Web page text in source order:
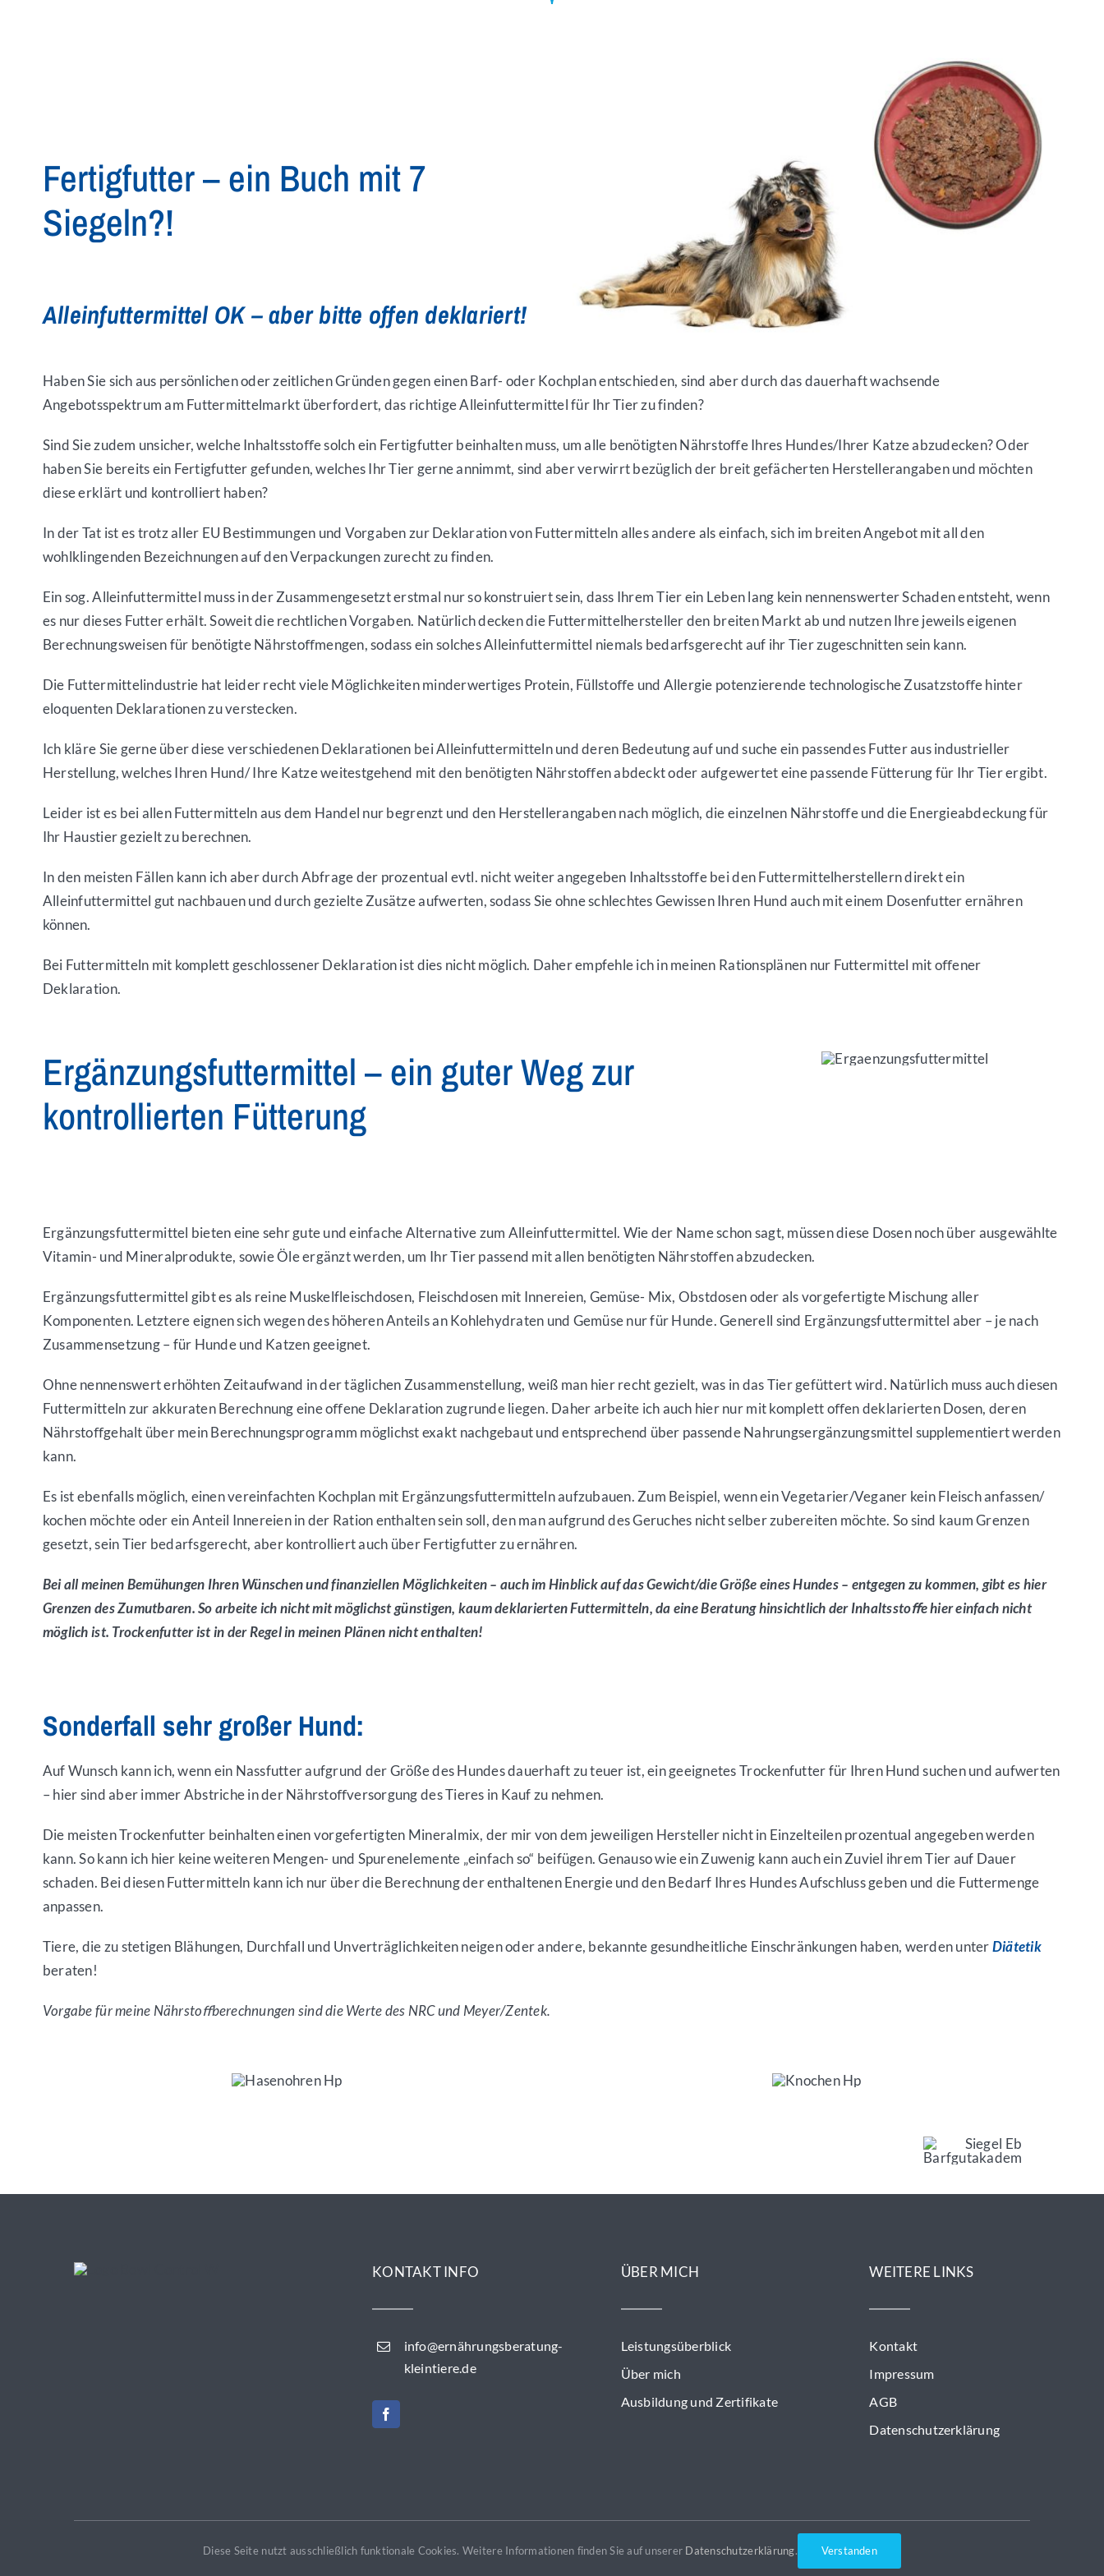
Fertigfutter – ein Buch mit 7
Siegeln?!
Alleinfuttermittel OK – aber bitte offen deklariert!
Haben Sie sich aus persönlichen oder zeitlichen Gründen gegen einen Barf- oder Kochplan entschieden, sind aber durch das dauerhaft wachsende
Angebotsspektrum am Futtermittelmarkt überfordert, das richtige Alleinfuttermittel für Ihr Tier zu finden?
Sind Sie zudem unsicher, welche Inhaltsstoﬀe solch ein Fertigfutter beinhalten muss, um alle benötigten Nährstoﬀe Ihres Hundes/Ihrer Katze abzudecken? Oder
haben Sie bereits ein Fertigfutter gefunden, welches Ihr Tier gerne annimmt, sind aber verwirrt bezüglich der breit gefächerten Herstellerangaben und möchten
diese erklärt und kontrolliert haben?
In der Tat ist es trotz aller EU Bestimmungen und Vorgaben zur Deklaration von Futtermitteln alles andere als einfach, sich im breiten Angebot mit all den
wohlklingenden Bezeichnungen auf den Verpackungen zurecht zu finden.
Ein sog. Alleinfuttermittel muss in der Zusammengesetzt erstmal nur so konstruiert sein, dass Ihrem Tier ein Leben lang kein nennenswerter Schaden entsteht, wenn
es nur dieses Futter erhält. Soweit die rechtlichen Vorgaben. Natürlich decken die Futtermittelhersteller den breiten Markt ab und nutzen Ihre jeweils eigenen
Berechnungsweisen für benötigte Nährstoﬀmengen, sodass ein solches Alleinfuttermittel niemals bedarfsgerecht auf ihr Tier zugeschnitten sein kann.
Die Futtermittelindustrie hat leider recht viele Möglichkeiten minderwertiges Protein, Füllstoﬀe und Allergie potenzierende technologische Zusatzstoﬀe hinter
eloquenten Deklarationen zu verstecken.
Ich kläre Sie gerne über diese verschiedenen Deklarationen bei Alleinfuttermitteln und deren Bedeutung auf und suche ein passendes Futter aus industrieller
Herstellung, welches Ihren Hund/ Ihre Katze weitestgehend mit den benötigten Nährstoﬀen abdeckt oder aufgewertet eine passende Fütterung für Ihr Tier ergibt.
Leider ist es bei allen Futtermitteln aus dem Handel nur begrenzt und den Herstellerangaben nach möglich, die einzelnen Nährstoﬀe und die Energieabdeckung für
Ihr Haustier gezielt zu berechnen.
In den meisten Fällen kann ich aber durch Abfrage der prozentual evtl. nicht weiter angegeben Inhaltsstoﬀe bei den Futtermittelherstellern direkt ein
Alleinfuttermittel gut nachbauen und durch gezielte Zusätze aufwerten, sodass Sie ohne schlechtes Gewissen Ihren Hund auch mit einem Dosenfutter ernähren
können.
Bei Futtermitteln mit komplett geschlossener Deklaration ist dies nicht möglich. Daher empfehle ich in meinen Rationsplänen nur Futtermittel mit oﬀener
Deklaration.
Ergänzungsfuttermittel – ein guter Weg zur
kontrollierten Fütterung
Ergänzungsfuttermittel bieten eine sehr gute und einfache Alternative zum Alleinfuttermittel. Wie der Name schon sagt, müssen diese Dosen noch über ausgewählte
Vitamin- und Mineralprodukte, sowie Öle ergänzt werden, um Ihr Tier passend mit allen benötigten Nährstoﬀen abzudecken.
Ergänzungsfuttermittel gibt es als reine Muskelfleischdosen, Fleischdosen mit Innereien, Gemüse- Mix, Obstdosen oder als vorgefertigte Mischung aller
Komponenten. Letztere eignen sich wegen des höheren Anteils an Kohlehydraten und Gemüse nur für Hunde. Generell sind Ergänzungsfuttermittel aber – je nach
Zusammensetzung – für Hunde und Katzen geeignet.
Ohne nennenswert erhöhten Zeitaufwand in der täglichen Zusammenstellung, weiß man hier recht gezielt, was in das Tier gefüttert wird. Natürlich muss auch diesen
Futtermitteln zur akkuraten Berechnung eine oﬀene Deklaration zugrunde liegen. Daher arbeite ich auch hier nur mit komplett oﬀen deklarierten Dosen, deren
Nährstoﬀgehalt über mein Berechnungsprogramm möglichst exakt nachgebaut und entsprechend über passende Nahrungsergänzungsmittel supplementiert werden
kann.
Es ist ebenfalls möglich, einen vereinfachten Kochplan mit Ergänzungsfuttermitteln aufzubauen. Zum Beispiel, wenn ein Vegetarier/Veganer kein Fleisch anfassen/
kochen möchte oder ein Anteil Innereien in der Ration enthalten sein soll, den man aufgrund des Geruches nicht selber zubereiten möchte. So sind kaum Grenzen
gesetzt, sein Tier bedarfsgerecht, aber kontrolliert auch über Fertigfutter zu ernähren.
Bei all meinen Bemühungen Ihren Wünschen und finanziellen Möglichkeiten – auch im Hinblick auf das Gewicht/die Größe eines Hundes – entgegen zu kommen, gibt es hier
Grenzen des Zumutbaren. So arbeite ich nicht mit möglichst günstigen, kaum deklarierten Futtermitteln, da eine Beratung hinsichtlich der Inhaltsstoﬀe hier einfach nicht
möglich ist. Trockenfutter ist in der Regel in meinen Plänen nichtenthalten!
Sonderfall sehr großer Hund:
Auf Wunsch kann ich, wenn ein Nassfutter aufgrund der Größe des Hundes dauerhaft zu teuer ist, ein geeignetes Trockenfutter für Ihren Hund suchen und aufwerten
– hier sind aber immer Abstriche in der Nährstoﬀversorgung des Tieres in Kauf zu nehmen.
Die meisten Trockenfutter beinhalten einen vorgefertigten Mineralmix, der mir von dem jeweiligen Hersteller nicht in Einzelteilen prozentual angegeben werden
kann. So kann ich hier keine weiteren Mengen- und Spurenelemente „einfach so“ beifügen. Genauso wie ein Zuwenig kann auch ein Zuviel ihrem Tier auf Dauer
schaden. Bei diesen Futtermitteln kann ich nur über die Berechnung der enthaltenen Energie und den Bedarf Ihres Hundes Aufschluss geben und die Futtermenge
anpassen.
Tiere, die zu stetigen Blähungen, Durchfall und Unverträglichkeiten neigen oder andere, bekannte gesundheitliche Einschränkungen haben, werden unterDiätetik
beraten!
Vorgabe für meine Nährstoﬀberechnungen sind die Werte des NRC und Meyer/Zentek.
KONTAKT INFO
info@ernährungsberatung-
kleintiere.de
ÜBER MICH
Leistungsüberblick
Über mich
Ausbildung und Zertifikate
WEITERE LINKS
Kontakt
Impressum
AGB
Datenschutzerklärung
Copyright 2026 by Bowl Control - Tatyana Genz
Diese Seite nutzt ausschließlich funktionale Cookies. Weitere Informationen finden Sie auf unserer Datenschutzerklärung. Verstanden